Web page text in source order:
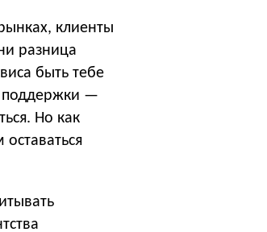
клиенты
разница
быть тебе
поддержки —
Но как